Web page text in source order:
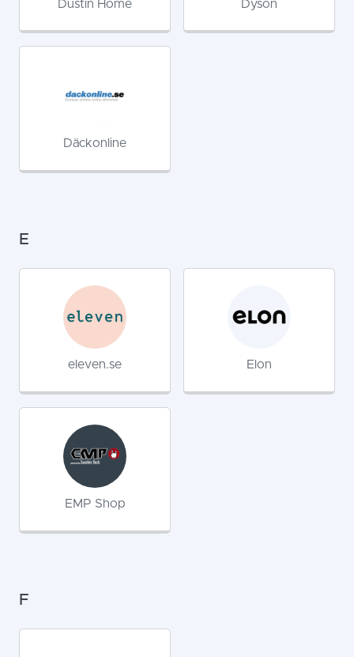
Dustin Home Dyson
Däckonline
E
eleven.se Elon
EMP Shop
F